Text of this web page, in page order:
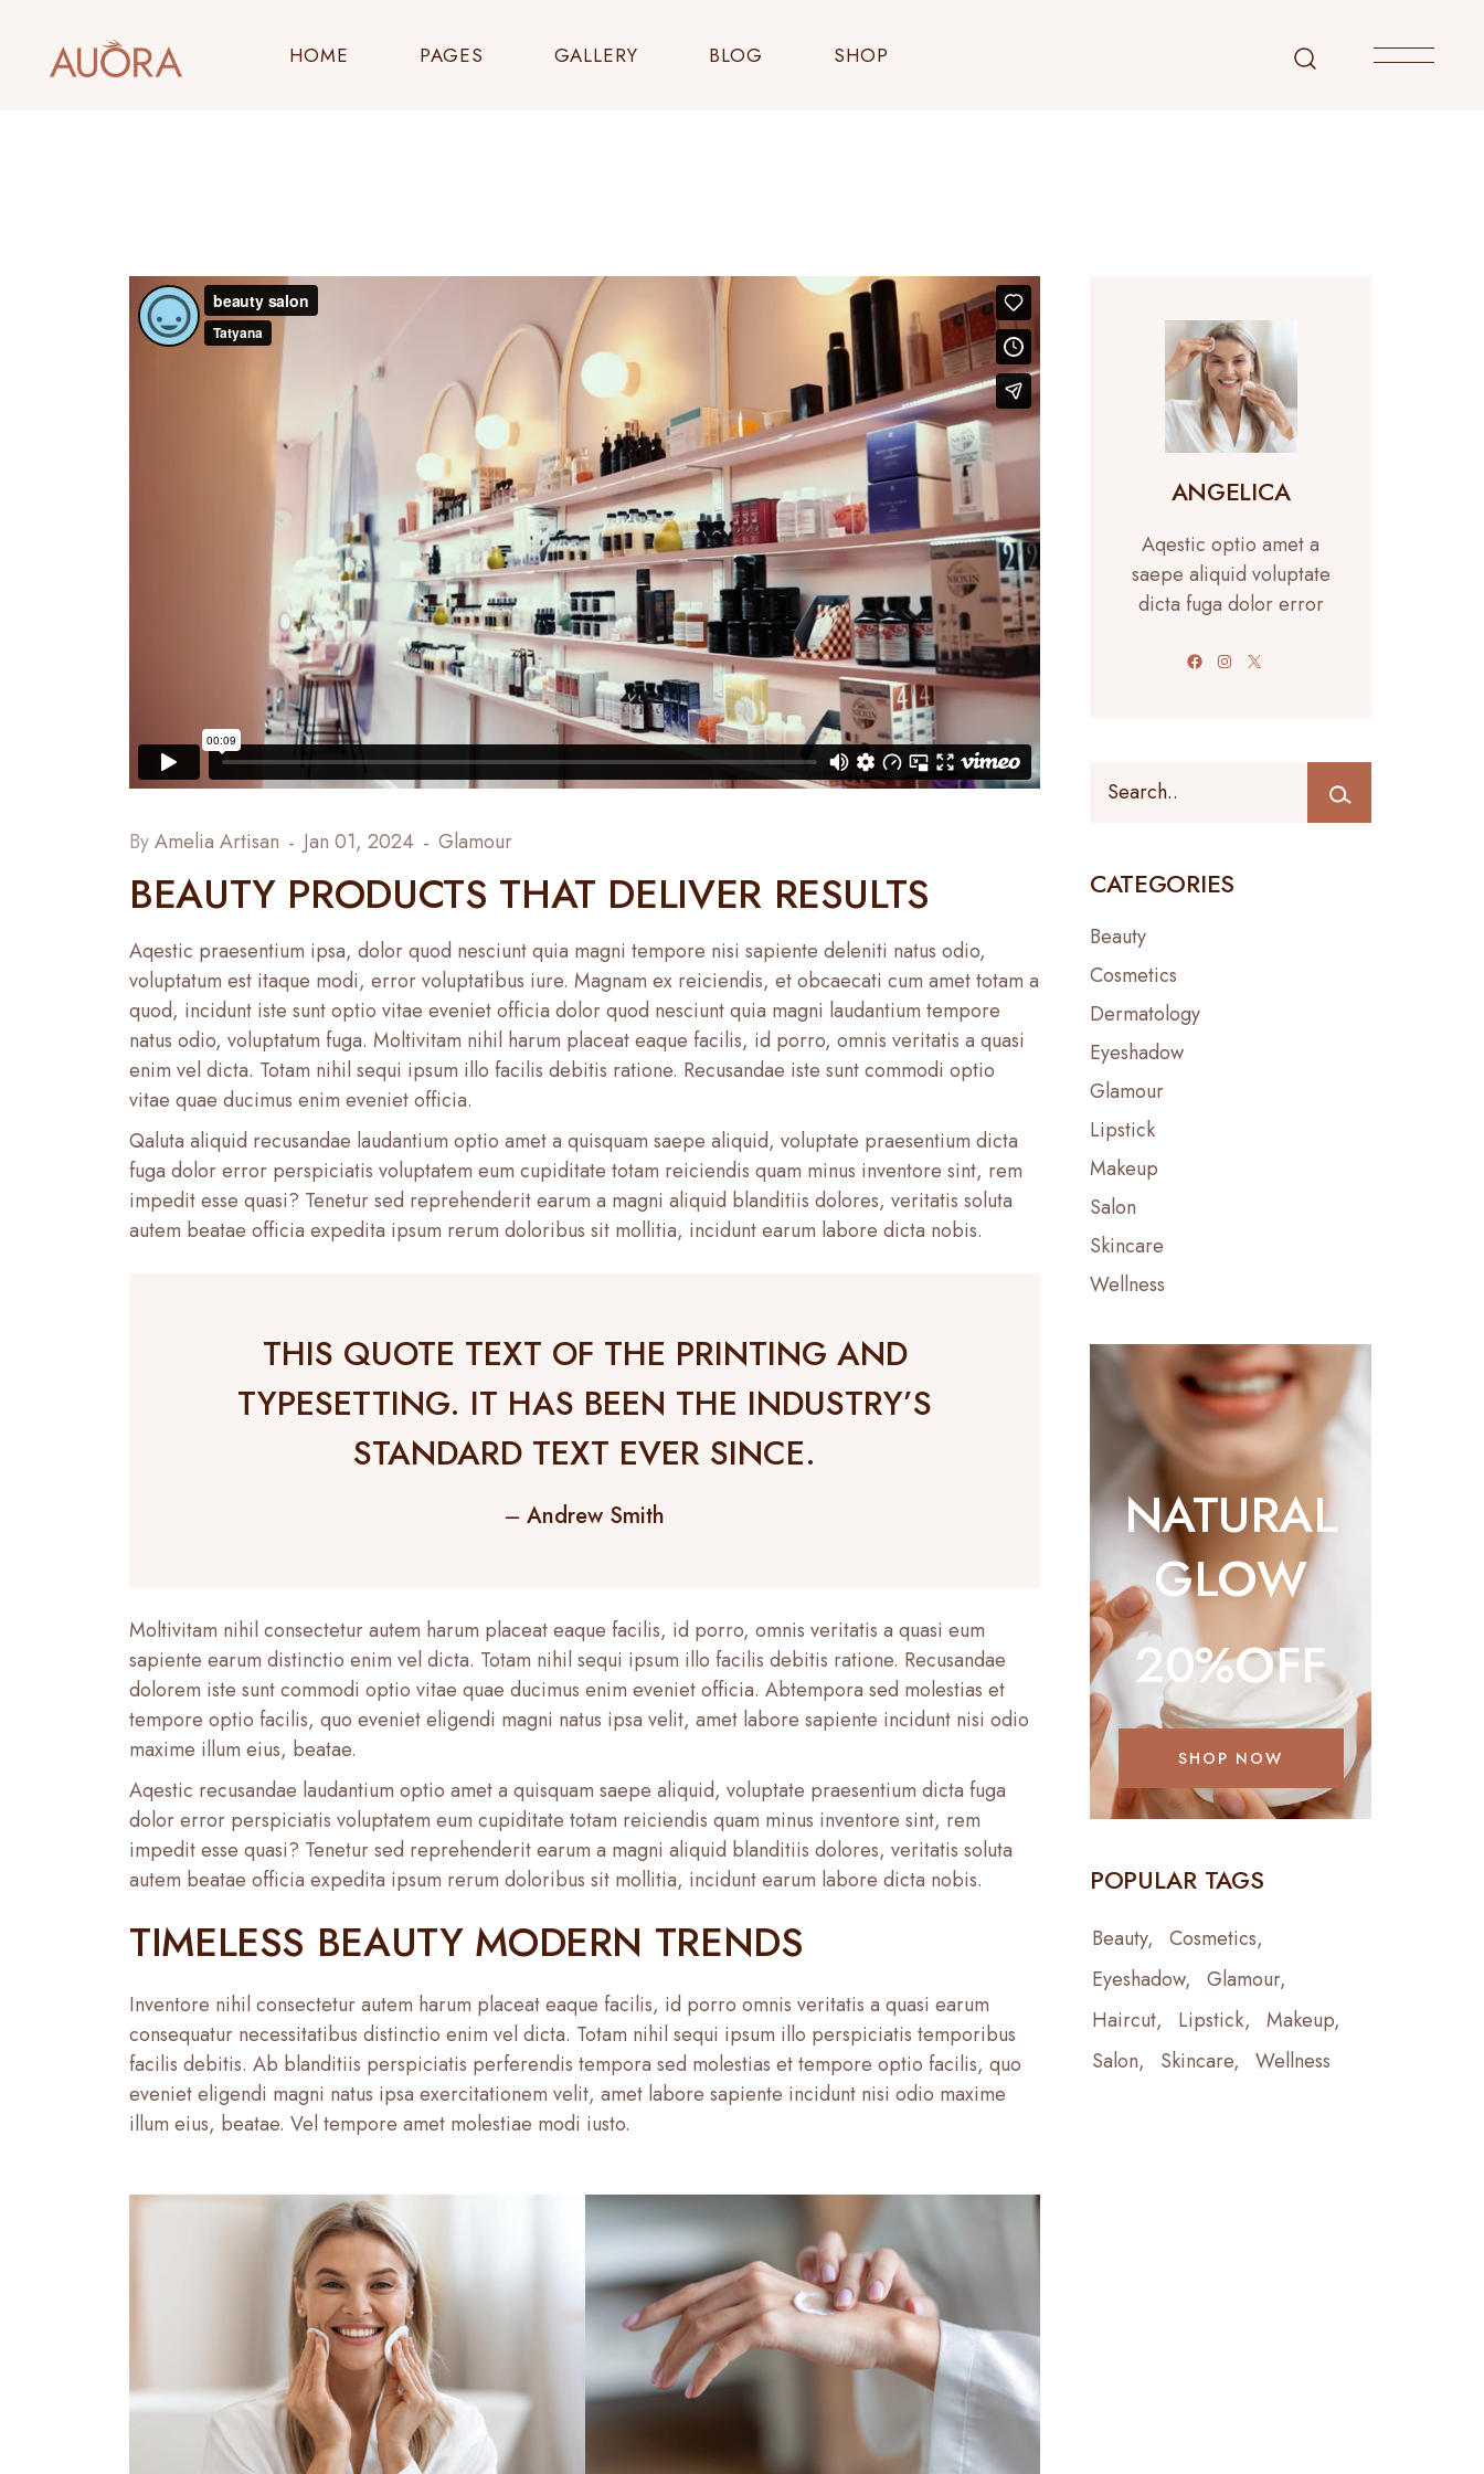
HOME PAGES GALLERY BLOG SHOP
ByAmelia Artisan Jan 01, 2024 Glamour
BEAUTY PRODUCTS THAT DELIVER RESULTS
Aqestic praesentium ipsa, dolor quod nesciunt quia magni tempore nisi sapiente deleniti natus odio,
voluptatum est itaque modi, error voluptatibus iure. Magnam ex reiciendis, et obcaecati cum amet totam a
quod, incidunt iste sunt optio vitae eveniet officia dolor quod nesciunt quia magni laudantium tempore
natus odio, voluptatum fuga. Moltivitam nihil harum placeat eaque facilis, id porro, omnis veritatis a quasi
enim vel dicta. Totam nihil sequi ipsum illo facilis debitis ratione. Recusandae iste sunt commodi optio
vitae quae ducimus enim eveniet officia.
Qaluta aliquid recusandae laudantium optio amet a quisquam saepe aliquid, voluptate praesentium dicta
fuga dolor error perspiciatis voluptatem eum cupiditate totam reiciendis quam minus inventore sint, rem
impedit esse quasi? Tenetur sed reprehenderit earum a magni aliquid blanditiis dolores, veritatis soluta
autem beatae officia expedita ipsum rerum doloribus sit mollitia, incidunt earum labore dicta nobis.
THIS QUOTE TEXT OF THE PRINTING AND
TYPESETTING. IT HAS BEEN THE INDUSTRY’S
STANDARD TEXT EVER SINCE.
– Andrew Smith
Moltivitam nihil consectetur autem harum placeat eaque facilis, id porro, omnis veritatis a quasi eum
sapiente earum distinctio enim vel dicta. Totam nihil sequi ipsum illo facilis debitis ratione. Recusandae
dolorem iste sunt commodi optio vitae quae ducimus enim eveniet officia. Abtempora sed molestias et
tempore optio facilis, quo eveniet eligendi magni natus ipsa velit, amet labore sapiente incidunt nisi odio
maxime illum eius, beatae.
Aqestic recusandae laudantium optio amet a quisquam saepe aliquid, voluptate praesentium dicta fuga
dolor error perspiciatis voluptatem eum cupiditate totam reiciendis quam minus inventore sint, rem
impedit esse quasi? Tenetur sed reprehenderit earum a magni aliquid blanditiis dolores, veritatis soluta
autem beatae officia expedita ipsum rerum doloribus sit mollitia, incidunt earum labore dicta nobis.
TIMELESS BEAUTY MODERN TRENDS
Inventore nihil consectetur autem harum placeat eaque facilis, id porro omnis veritatis a quasi earum
consequatur necessitatibus distinctio enim vel dicta. Totam nihil sequi ipsum illo perspiciatis temporibus
facilis debitis. Ab blanditiis perspiciatis perferendis tempora sed molestias et tempore optio facilis, quo
eveniet eligendi magni natus ipsa exercitationem velit, amet labore sapiente incidunt nisi odio maxime
illum eius, beatae. Vel tempore amet molestiae modi iusto.
ANGELICA
Aqestic optio amet a
saepe aliquid voluptate
dicta fuga dolor error
FacebookInstagram
CATEGORIES
Beauty
Cosmetics
Dermatology
Eyeshadow
Glamour
Lipstick
Makeup
Salon
Skincare
Wellness
NATURAL
GLOW
20%OFF
SHOP NOW
POPULAR TAGS
Beauty
Cosmetics
Eyeshadow
Glamour
Haircut
Lipstick
Makeup
Salon
Skincare Wellness